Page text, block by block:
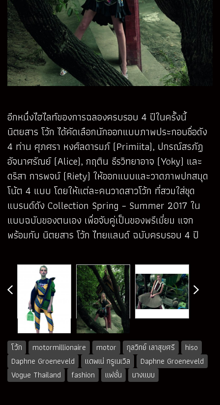
อีกหนึ่งไฮไลท์ของการฉลองครบรอบ 4 ปีในครั้งนี้
นิตยสาร โว้ก ได้คัดเลือกนักออกแบบภาพประกอบชื่อดัง
4 ท่าน ศุภศรา หงศ์ลดารมภ์ (Primiita), ปกรณ์สรภัฏ
อัจนาศรัณย์ (Alice), กฤติน ธีรวิทยาอาจ (Yoky) และ
ดริสา การพจน์ (Riety) ให้ออกแบบและวาดภาพปกสมุด
โน้ต 4 แบบ โดยให้แต่ละคนวาดสาวโว้ก ที่สวมใส่ชุด
แบรนด์ดัง Collection Spring – Summer 2017 ใน
แบบฉบับของตนเอง เพื่อจับคู่เป็นของพรีเมี่ยม แจก
พร้อมกับ นิตยสาร โว้ก ไทยแลนด์ ฉบับครบรอบ 4 ปี
โว้ก motormillionaire motor กุลวิทย์ เลาสุขศรี
hiso
Daphne Groeneveld
แดพเน่ กรูเนเวิล
Daphne Groeneveld
Vogue Thailand
fashion แฟชั่น นางแบบ